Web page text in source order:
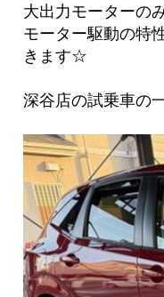
大出力モーターの
モーター駆動の特
きます☆
深谷店の試乗車の